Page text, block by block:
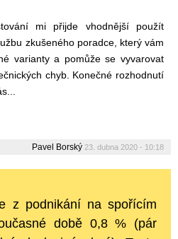
mi přijde vhodnější použít
zkušeného poradce, který vám
varianty a pomůže se vyvarovat
chyb. Konečné rozhodnutí
Pavel Borský 23. dubna 2020 - 10:18
z podnikání na spořícím
době 0,8 % (pár